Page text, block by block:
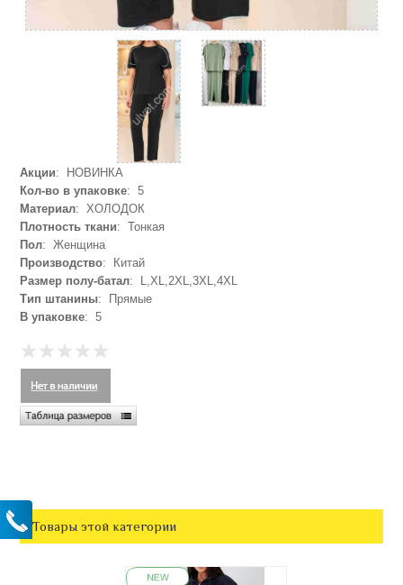
Акции: НОВИНКА
Кол-во в упаковке: 5
Материал: ХОЛОДОК
Плотность ткани: Тонкая
Пол: Женщина
Производство: Китай
Размер полу-батал: L,XL,2XL,3XL,4XL
Тип штанины: Прямые
В упаковке: 5
Товары этой категории